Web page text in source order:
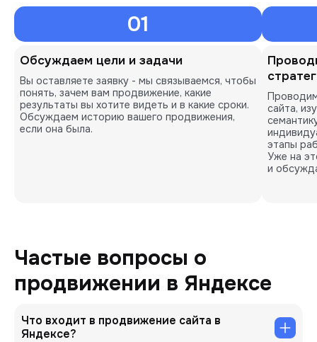
01
Обсуждаем цели и задачи
Вы оставляете заявку - мы связываемся, чтобы
понять, зачем вам продвижение, какие
результаты вы хотите видеть и в какие сроки.
Обсуждаем историю вашего продвижения,
если она была.
сайта,
этапы
Уже на
и
Частые вопросы о
продвижении в Яндексе
Что входит в продвижение сайта в
Яндексе?